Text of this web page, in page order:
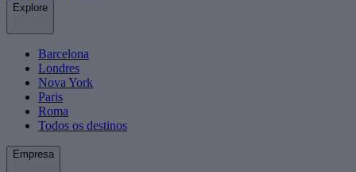
Explore
Barcelona
Londres
Nova York
Paris
Roma
Todos os destinos
Empresa